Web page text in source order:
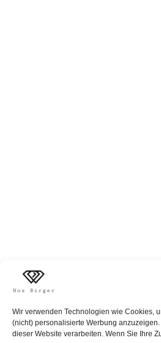
Wir verwenden Technologien wie Cookies,
(nicht) personalisierte Werbung
dieser Website verarbeiten. Wenn Sie Ihre